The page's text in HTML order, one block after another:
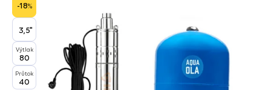
-18%
3,5"
Výtlak
80
Průtok
40